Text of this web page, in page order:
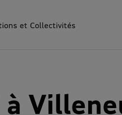
et Collectivités
à